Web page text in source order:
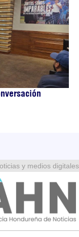
y medios digitales